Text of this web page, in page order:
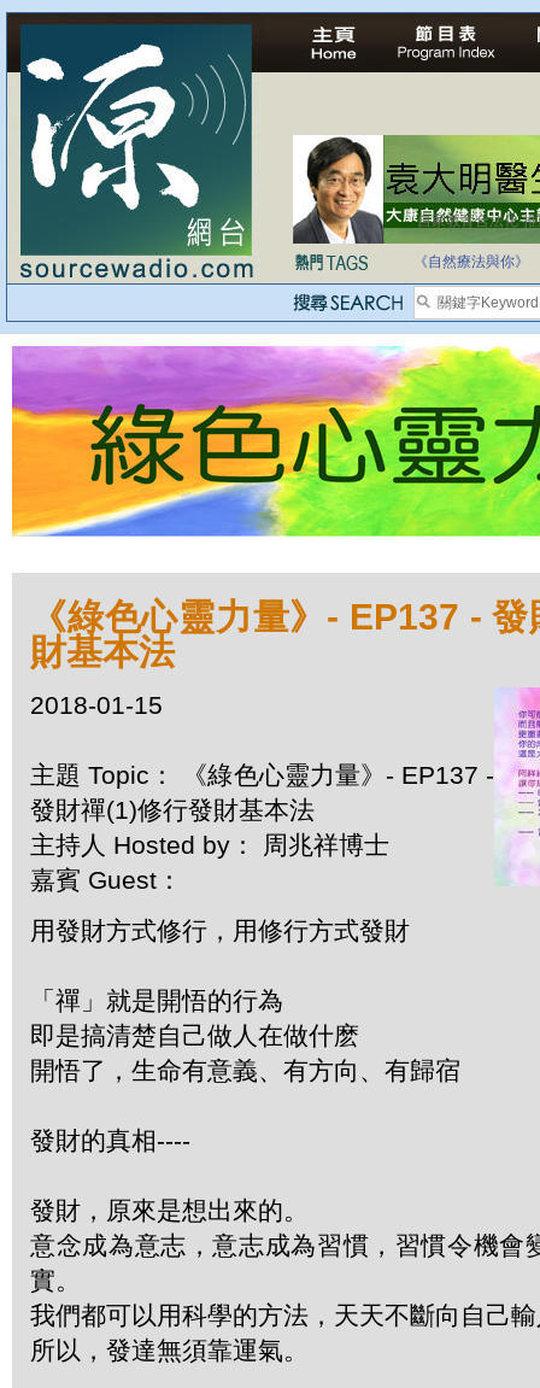
自家教育合法化-
《自然療法與你》
《綠色心靈力量》- EP137 -
財基本法
2018-01-15
主題 Topic： 《綠色心靈力量》- EP137 -
發財禪(1)修行發財基本法
主持人 Hosted by： 周兆祥博士
嘉賓 Guest：
用發財方式修行，用修行方式發財
「禪」就是開悟的行為
即是搞清楚自己做人在做什麽
開悟了，生命有意義、有方向、有歸宿
發財的真相----
發財，原來是想出來的。
意念成為意志，意志成為習慣，習慣令機會
實。
我們都可以用科學的方法，天天不斷向自己
所以，發達無須靠運氣。